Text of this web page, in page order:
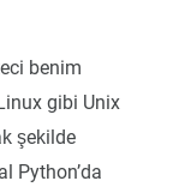
benim
gibi Unix
şekilde
Python’da